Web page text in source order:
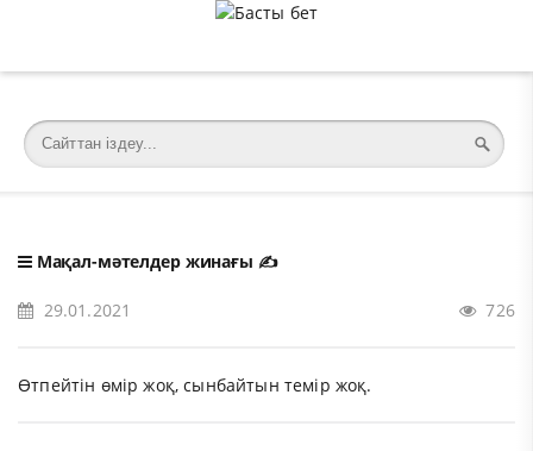
Мақал-мәтелдер жинағы ✍️
29.01.2021 726
Өтпейтін өмір жоқ, сынбайтын темір жоқ.